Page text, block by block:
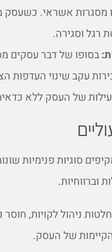
אשראי. כשעסק
רגל וסגירה.
בסופו של דבר עסקים
עקב שינוי העדפות
של העסק ללא
סוגיות פנימיות
וברווחיות.
ניהול לקויות,
של העסק.